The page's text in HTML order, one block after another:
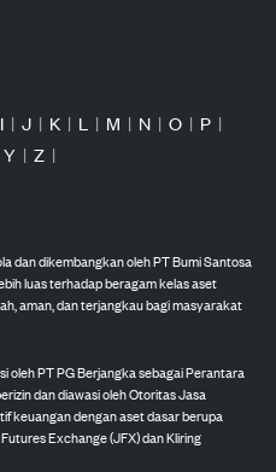
I | J | K | L | M | N | O | P |
Y | Z |
dan dikembangkan oleh PT Bumi Santosa
luas terhadap beragam kelas aset
aman, dan terjangkau bagi masyarakat
oleh PT PG Berjangka sebagai Perantara
dan diawasi oleh Otoritas Jasa
keuangan dengan aset dasar berupa
Exchange (JFX) dan Kliring